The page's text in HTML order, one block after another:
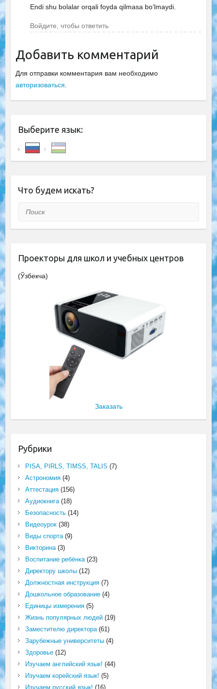
Endi shu bolalar orqali foyda qilmasa boʻlmaydi.
Войдите, чтобы ответить
Добавить комментарий
Для отправки комментария вам необходимо
авторизоваться
Выберите язык:
Что будем искать?
Поиск
Проекторы для школ и учебных центров
(Ўзбекча)
Заказать
Рубрики
PISA, PIRLS, TIMSS, TALIS (7)
Астрономия(4)
Аттестация(156)
Аудиокнига(18)
Безопасность(14)
Видеоурок(38)
Виды спорта(9)
Викторина(3)
Воспитание ребёнка(23)
Директору школы(12)
Должностная инструкция(7)
Дошкольное образование(4)
Единицы измерения(5)
Жизнь популярных людей(19)
Заместителю директора(61)
Зарубежные университеты(4)
Здоровье(12)
Изучаем английский язык! (44)
Изучаем корейский язык! (5)
Изучаем русский язык! (16)